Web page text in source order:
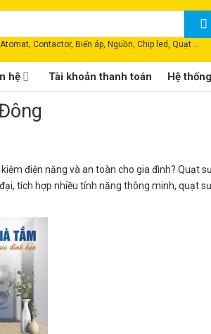
Contactor, Biến áp, Nguồn, Chip led, Quạt ...
hệ Tài khoản thanh toán Hệ
điện năng và an toàn cho gia đình? Quạt
tích hợp nhiều tính năng thông minh, quạt